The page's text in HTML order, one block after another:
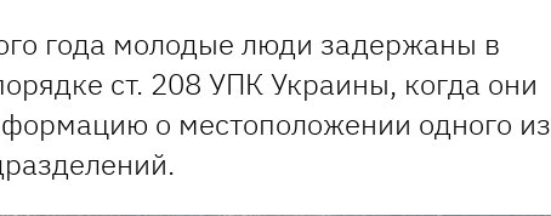
года молодые люди задержаны в
ст. 208 УПК Украины, когда они
о местоположении одного из